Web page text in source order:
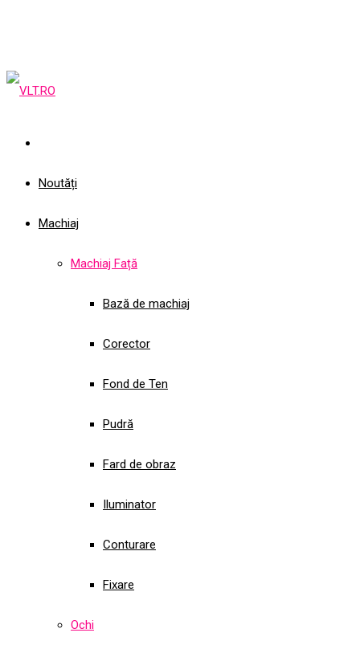
Noutăți
Machiaj
Machiaj Față
Bază de machiaj
Corector
Fond de Ten
Pudră
Fard de obraz
Iluminator
Conturare
Fixare
Ochi